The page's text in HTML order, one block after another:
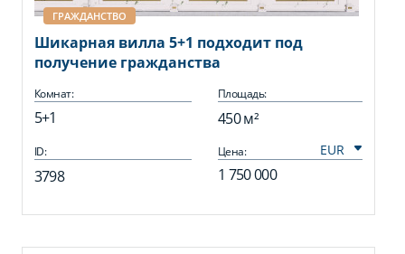
ГРАЖДАНСТВО
Шикарная вилла 5+1 подходит под
получение гражданства
Комнат:
5+1
Площадь:
450 м²
ID:
3798
Цена:
1 750 000